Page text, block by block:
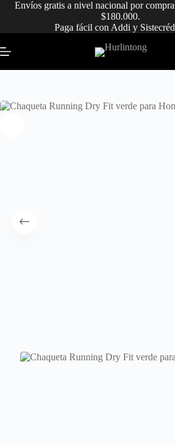
SaltarEnvíos gratis a nivel nacional por
$180.000.
Paga fácil con Addi y